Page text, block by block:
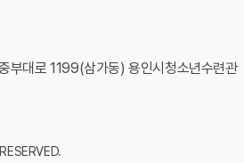
부대로 1199(삼가동) 용인시청소년수련관